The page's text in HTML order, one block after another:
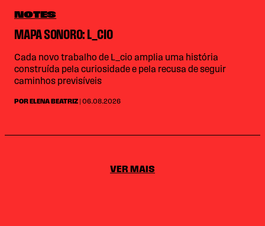
NOTES
MAPA SONORO: L_CIO
Cada novo trabalho de L_cio amplia uma história
construída pela curiosidade e pela recusa de seguir
caminhos previsíveis
POR ELENA BEATRIZ | 06.08.2026
VER MAIS